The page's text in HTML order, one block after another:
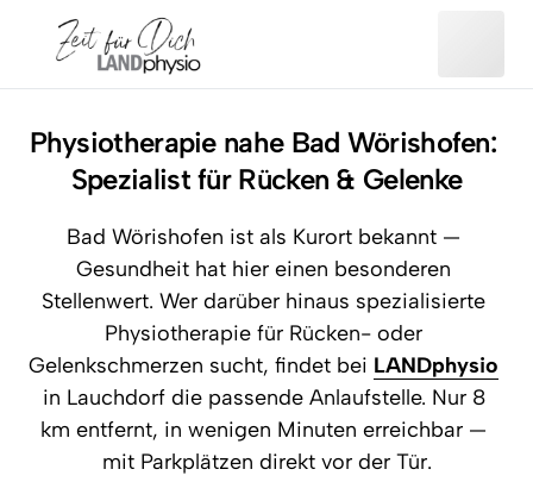
Physiotherapie nahe Bad Wörishofen:
Spezialist für Rücken & Gelenke
Bad Wörishofen ist als Kurort bekannt —
Gesundheit hat hier einen besonderen
Stellenwert. Wer darüber hinaus spezialisierte
Physiotherapie für Rücken- oder
Gelenkschmerzen sucht, findet bei LANDphysio
in Lauchdorf die passende Anlaufstelle. Nur 8
km entfernt, in wenigen Minuten erreichbar —
mit Parkplätzen direkt vor der Tür.